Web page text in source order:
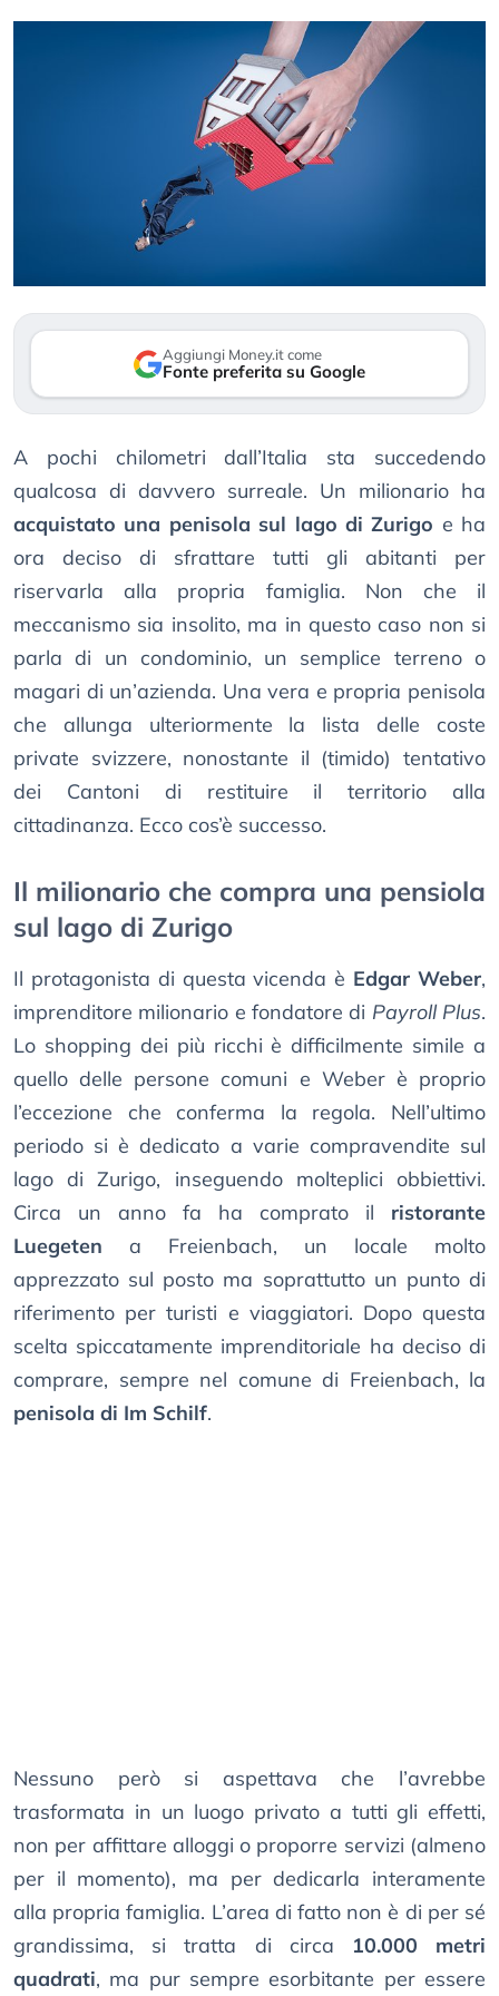
Aggiungi Money.it come
Fonte preferita su Google
A pochi chilometri dall’Italia sta succedendo
qualcosa di davvero surreale. Un milionario ha
acquistato una penisola sul lago di Zurigo e ha
ora deciso di sfrattare tutti gli abitanti per
riservarla alla propria famiglia. Non che il
meccanismo sia insolito, ma in questo caso non si
parla di un condominio, un semplice terreno o
magari di un’azienda. Una vera e propria penisola
che allunga ulteriormente la lista delle coste
private svizzere, nonostante il (timido) tentativo
dei Cantoni di restituire il territorio alla
cittadinanza. Ecco cos’è successo.
Il milionario che compra una pensiola
sul lago di Zurigo
Il protagonista di questa vicenda è Edgar Weber,
imprenditore milionario e fondatore di Payroll Plus.
Lo shopping dei più ricchi è difficilmente simile a
quello delle persone comuni e Weber è proprio
l’eccezione che conferma la regola. Nell’ultimo
periodo si è dedicato a varie compravendite sul
lago di Zurigo, inseguendo molteplici obbiettivi.
Circa un anno fa ha comprato il ristorante
Luegeten a Freienbach, un locale molto
apprezzato sul posto ma soprattutto un punto di
riferimento per turisti e viaggiatori. Dopo questa
scelta spiccatamente imprenditoriale ha deciso di
comprare, sempre nel comune di Freienbach, la
penisola di Im Schilf.
Nessuno però si aspettava che l’avrebbe
trasformata in un luogo privato a tutti gli effetti,
non per affittare alloggi o proporre servizi (almeno
per il momento), ma per dedicarla interamente
alla propria famiglia. L’area di fatto non è di per sé
grandissima, si tratta di circa 10.000 metri
quadrati, ma pur sempre esorbitante per essere